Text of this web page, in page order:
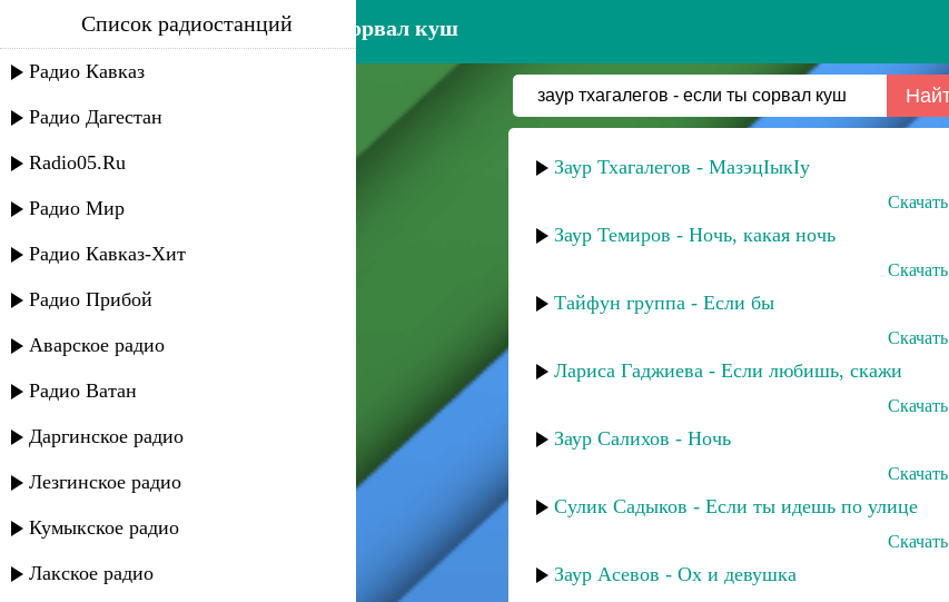
заур тхагалегов - если ты сорвал куш
Список радиостанций
Радио Кавказ
Радио Дагестан
Radio05.Ru
Радио Мир
Радио Кавказ-Хит
Радио Прибой
Аварское радио
Радио Ватан
Даргинское радио
Лезгинское радио
Кумыкское радио
Лакское радио
Заур Тхагалегов - МазэцIыкIу
Скачать
Заур Темиров - Ночь, какая ночь
Скачать
Тайфун группа - Если бы
Скачать
Лариса Гаджиева - Если любишь, скажи
Скачать
Заур Салихов - Ночь
Скачать
Сулик Садыков - Если ты идешь по улице
Скачать
Заур Асевов - Ох и девушка